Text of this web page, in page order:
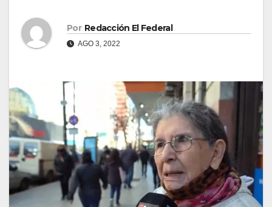
Por Redacción El Federal
AGO 3, 2022